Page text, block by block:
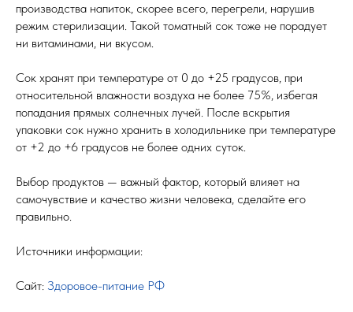
производства напиток, скорее всего, перегрели, нарушив
режим стерилизации. Такой томатный сок тоже не порадует
ни витаминами, ни вкусом.
Сок хранят при температуре от 0 до +25 градусов, при
относительной влажности воздуха не более 75%, избегая
попадания прямых солнечных лучей. После вскрытия
упаковки сок нужно хранить в холодильнике при температуре
от +2 до +6 градусов не более одних суток.
Выбор продуктов — важный фактор, который влияет на
самочувствие и качество жизни человека, сделайте его
правильно.
Источники информации:
Сайт: Здоровое-питание РФ